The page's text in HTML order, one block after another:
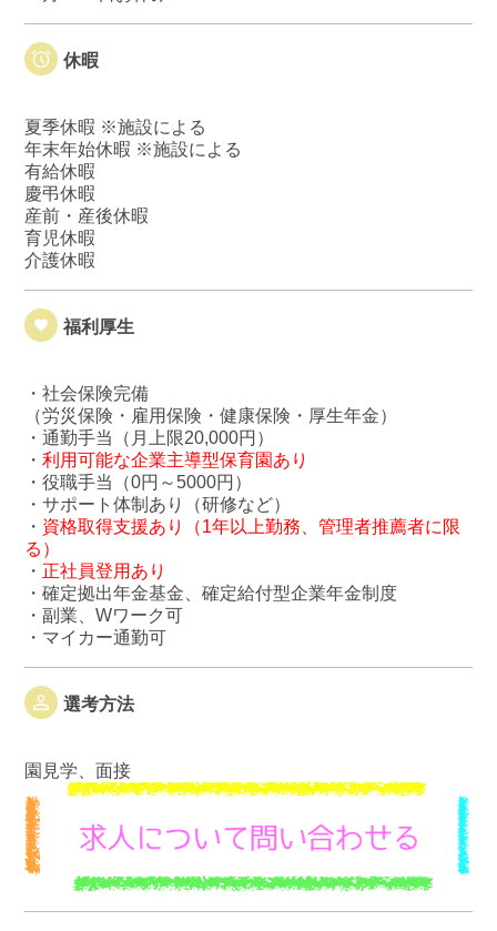
休暇
夏季休暇 ※施設による
年末年始休暇 ※施設による
有給休暇
慶弔休暇
産前・産後休暇
育児休暇
介護休暇
福利厚生
・社会保険完備
（労災保険・雇用保険・健康保険・厚生年金）
・通勤手当（月上限20,000円）
・ 利用可能な企業主導型保育園あり
・役職手当（0円～5000円）
・サポート体制あり（研修など）
・ 資格取得支援あり（1年以上勤務、管理者推薦者に限
る）
・ 正社員登用あり
・確定拠出年金基金、確定給付型企業年金制度
・副業、Wワーク可
・マイカー通勤可
選考方法
園見学、面接